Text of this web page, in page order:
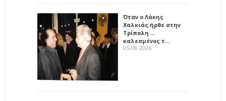
Όταν ο Λάκης
Χαλκιάς ήρθε στην
Τρίπολη ...
καλεσμένος τ…
05-08-2026